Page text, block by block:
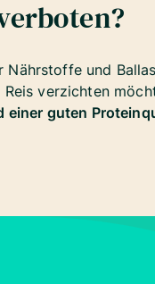
Nährstoffe und
verzichten
einer guten